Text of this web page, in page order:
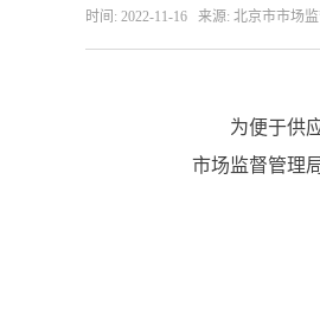
时间: 2022-11-16 来源: 北京市市场
为便于供
市场监督管理